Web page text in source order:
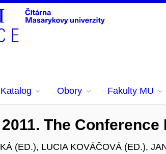
Katalog Obory Fakulty MU
The
(ED.), LUCIA KOVÁČOVÁ (ED.),